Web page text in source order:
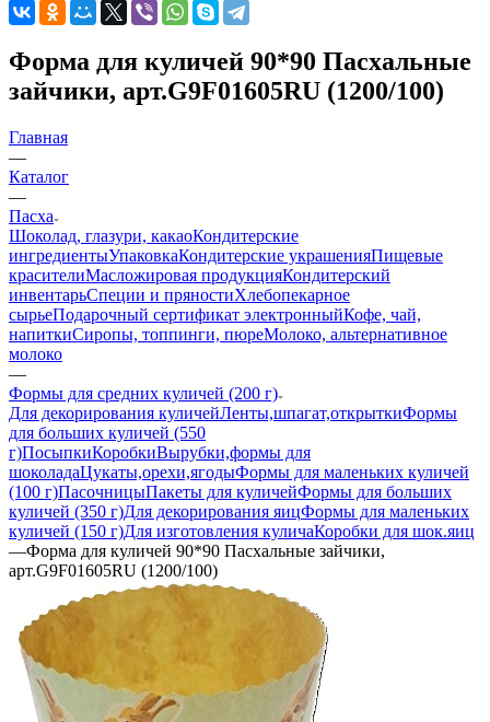
Форма для куличей 90*90 Пасхальные
зайчики, арт.G9F01605RU (1200/100)
Главная
—
Каталог
—
Пасха
Шоколад, глазури, какаоКондитерские
ингредиентыУпаковкаКондитерские украшенияПищевые
красителиМасложировая продукцияКондитерский
инвентарьСпеции и пряностиХлебопекарное
сырьеПодарочный сертификат электронныйКофе, чай,
напиткиСиропы, топпинги, пюреМолоко, альтернативное
молоко
—
Формы для средних куличей (200 г)
Для декорирования куличейЛенты,шпагат,открыткиФормы
для больших куличей (550
г)ПосыпкиКоробкиВырубки,формы для
шоколадаЦукаты,орехи,ягодыФормы для маленьких куличей
(100 г)ПасочницыПакеты для куличейФормы для больших
куличей (350 г)Для декорирования яицФормы для маленьких
куличей (150 г)Для изготовления куличаКоробки для шок.яиц
—Форма для куличей 90*90 Пасхальные зайчики,
арт.G9F01605RU (1200/100)